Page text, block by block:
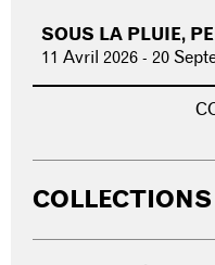
SOUS LA PLUIE,
11 Avril 2026- 20
COLLECTIONS